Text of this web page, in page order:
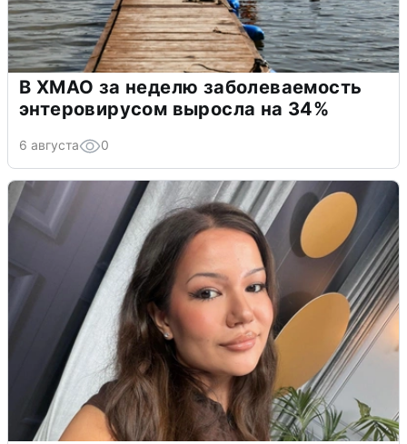
В ХМАО за неделю заболеваемость
энтеровирусом выросла на 34%
6 августа 0